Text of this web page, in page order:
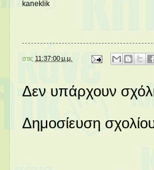
kaneklik
στις 11:37:00 μ.μ.
Δεν υπάρχουν
Δημοσίευση